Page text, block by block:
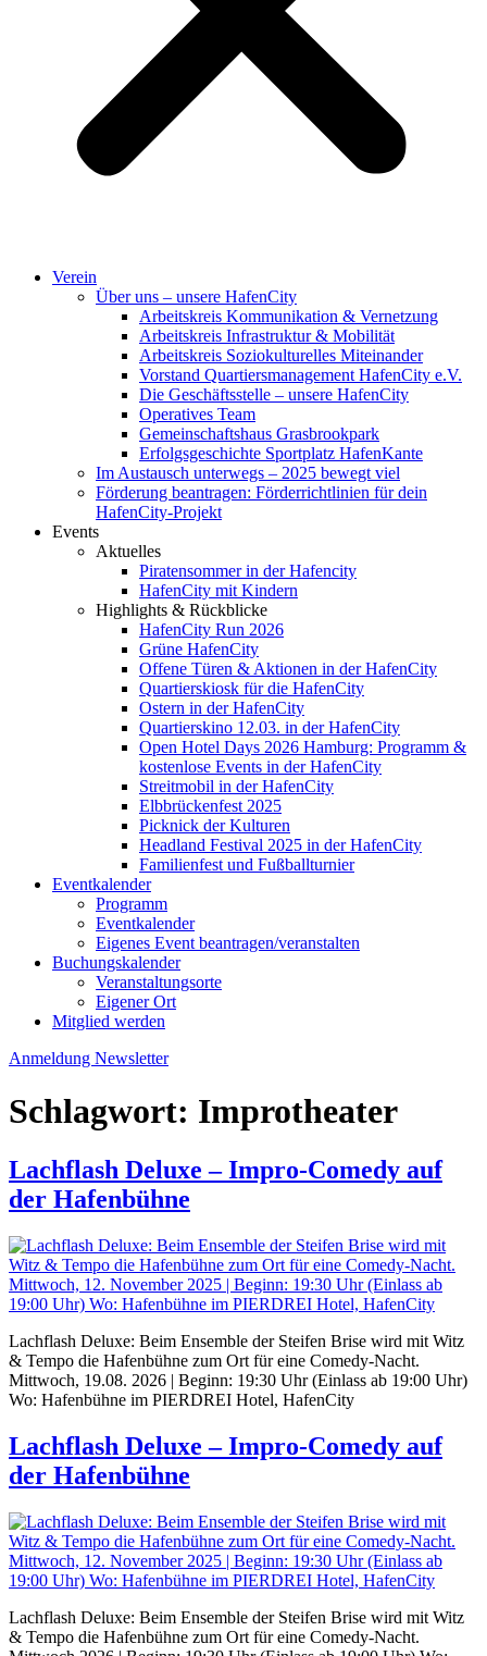
Verein
Über uns – unsere HafenCity
Arbeitskreis Kommunikation & Vernetzung
Arbeitskreis Infrastruktur & Mobilität
Arbeitskreis Soziokulturelles Miteinander
Vorstand Quartiersmanagement HafenCity e.V.
Die Geschäftsstelle – unsere HafenCity
Operatives Team
Gemeinschaftshaus Grasbrookpark
Erfolgsgeschichte Sportplatz HafenKante
Im Austausch unterwegs – 2025 bewegt viel
Förderung beantragen: Förderrichtlinien für dein
HafenCity-Projekt
Events
Aktuelles
Piratensommer in der Hafencity
HafenCity mit Kindern
Highlights & Rückblicke
HafenCity Run 2026
Grüne HafenCity
Offene Türen & Aktionen in der HafenCity
Quartierskiosk für die HafenCity
Ostern in der HafenCity
Quartierskino 12.03. in der HafenCity
Open Hotel Days 2026 Hamburg: Programm &
kostenlose Events in der HafenCity
Streitmobil in der HafenCity
Elbbrückenfest 2025
Picknick der Kulturen
Headland Festival 2025 in der HafenCity
Familienfest und Fußballturnier
Eventkalender
Programm
Eventkalender
Eigenes Event beantragen/veranstalten
Buchungskalender
Veranstaltungsorte
Eigener Ort
Mitglied werden
Anmeldung Newsletter
Schlagwort: Improtheater
Lachflash Deluxe – Impro-Comedy auf
der Hafenbühne
Lachflash Deluxe: Beim Ensemble der Steifen Brise wird mit Witz
& Tempo die Hafenbühne zum Ort für eine Comedy-Nacht.
Mittwoch, 19.08. 2026 | Beginn: 19:30 Uhr (Einlass ab 19:00 Uhr)
Wo: Hafenbühne im PIERDREI Hotel, HafenCity
Lachflash Deluxe – Impro-Comedy auf
der Hafenbühne
Lachflash Deluxe: Beim Ensemble der Steifen Brise wird mit Witz
& Tempo die Hafenbühne zum Ort für eine Comedy-Nacht.